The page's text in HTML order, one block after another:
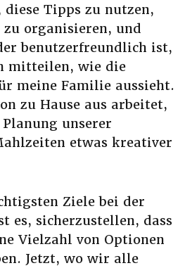
Tipps zu nutzen,
zu organisieren, und
benutzerfreundlich ist,
mitteilen, wie die
meine Familie aussieht.
zu Hause aus arbeitet,
unserer
etwas kreativer
Ziele bei der
es, sicherzustellen, dass
Vielzahl von Optionen
Jetzt, wo wir alle